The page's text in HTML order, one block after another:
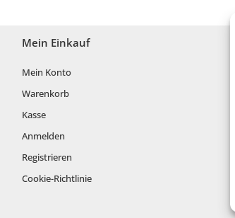
Mein Einkauf
Mein Konto
Warenkorb
Kasse
Anmelden
Registrieren
Cookie-Richtlinie